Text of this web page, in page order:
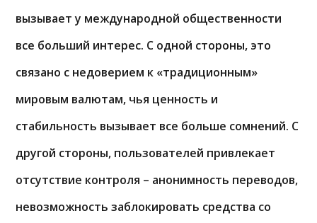
вызывает у международной общественности
все больший интерес. С одной стороны, это
связано с недоверием к «традиционным»
мировым валютам, чья ценность и
стабильность вызывает все больше сомнений. С
другой стороны, пользователей привлекает
отсутствие контроля – анонимность переводов,
невозможность заблокировать средства со